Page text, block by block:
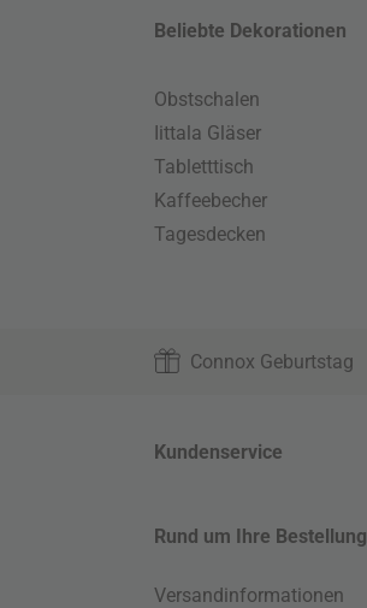
Beliebte Dekorationen
Obstschalen
Iittala Gläser
Tabletttisch
Kaffeebecher
Tagesdecken
Connox Geburtstag
Kundenservice
Rund um Ihre Bestellung
Versandinformationen